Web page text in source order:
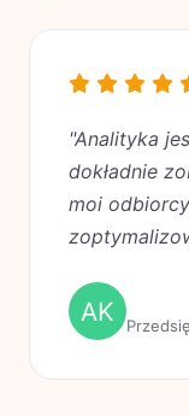
"Analityka
dokładnie
moi